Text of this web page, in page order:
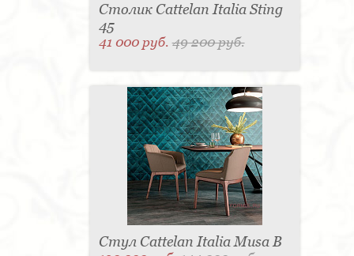
Столик Cattelan Italia Sting
45
41 000 руб.49 200 руб.
Стул Cattelan Italia Musa B